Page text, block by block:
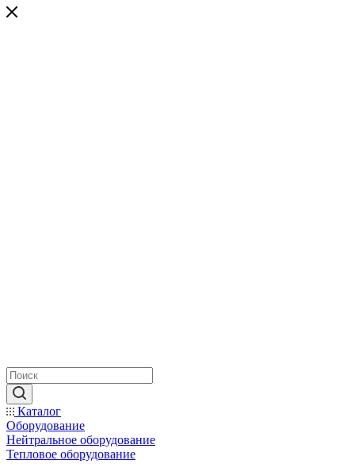
Каталог
Оборудование
Нейтральное оборудование
Тепловое оборудование